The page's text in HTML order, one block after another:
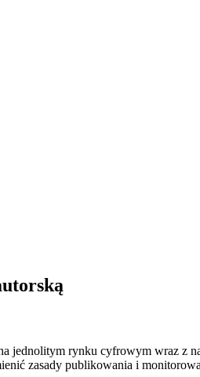
jednolitym rynku cyfrowym wraz z
zasady publikowania i